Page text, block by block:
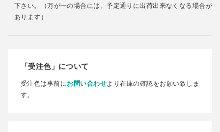
下さい。（万が一の場合には、予定通りに出荷出来なくなる場合が
あります）
「受注色」について
受注色は事前にお問い合わせより在庫の確認をお願い致しま
す。